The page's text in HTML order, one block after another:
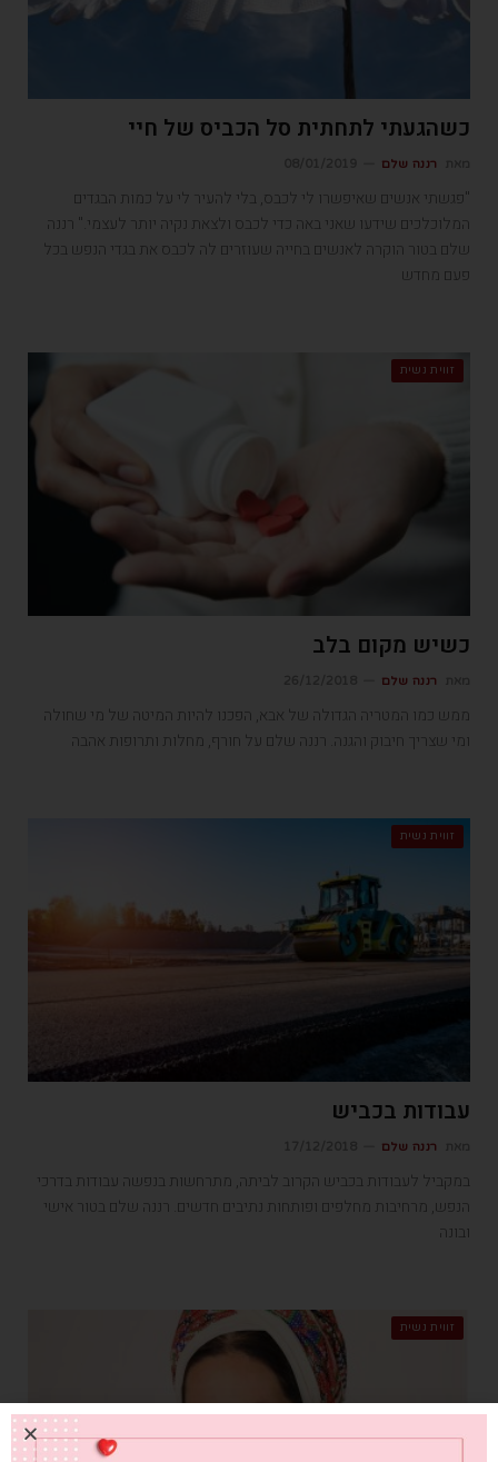
כשהגעתי לתחתית סל הכביס של חיי
רננה שלם
"פגשתי אנשים שאיפשרו לי לכבס, בלי להעיר לי על כמות הבגדים
המלוכלכים שידעו שאני באה כדי לכבס ולצאת נקיה יותר לעצמי." רננה
שלם בטור הוקרה לאנשים בחייה שעוזרים לה לכבס את בגדי הנפש בכל
פעם מחדש
זווית נשית
כשיש מקום בלב
רננה שלם
ממש כמו המטריה הגדולה של אבא, הפכנו להיות המיטה של מי שחולה
ומי שצריך חיבוק והגנה. רננה שלם על חורף, מחלות ותרופות אהבה
זווית נשית
עבודות בכביש
רננה שלם
במקביל לעבודות בכביש הקרוב לביתה, מתרחשות בנפשה עבודות בדרכי
הנפש, מרחיבות מחלפים ופותחות נתיבים חדשים. רננה שלם בטור אישי
ובונה
זווית נשית